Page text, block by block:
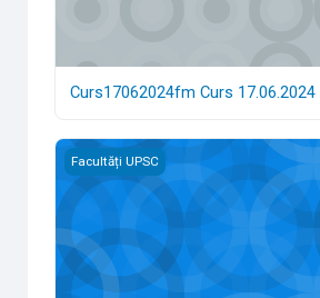
Curs17062024fm Curs 17.06.2024
CursFMCat Curs Catalog Note
Facultăți UPSC